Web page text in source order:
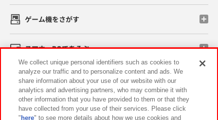
ゲーム機をさがす
スマホ・PCであそぶ
イベント・キャンペーン
We collect unique personal identifiers such as cookies to
analyze our traffic and to personalize content and ads. We
share information about your use of our website with our
analytics and advertising partners, who may combine it with
other information that you have provided to them or that they
have collected from your use of their services. Please click
" here" to see more details about how we use cookies and